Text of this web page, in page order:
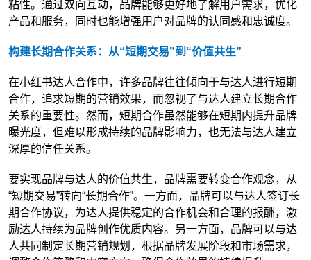
粘性。通过双向互动，品牌能够更好地了解用户需求，优化
产品和服务，同时也能增强用户对品牌的认同感和忠诚度。
构建长期合作关系：从“短期交易”到“价值共生”
在小红书达人合作中，许多品牌往往倾向于与达人进行短期
合作，追求短期的营销效果，而忽视了与达人建立长期合作
关系的重要性。然而，短期合作虽然能够在短期内提升品牌
曝光度，但难以形成持续的品牌影响力，也无法与达人建立
深厚的信任关系。
要实现品牌与达人的价值共生，品牌需要转变合作观念，从
“短期交易”转向“长期合作”。一方面，品牌可以与达人签订长
期合作协议，为达人提供稳定的合作机会和合理的报酬，激
励达人持续为品牌创作优质内容。另一方面，品牌可以与达
人共同制定长期营销规划，根据品牌发展阶段和市场需求，